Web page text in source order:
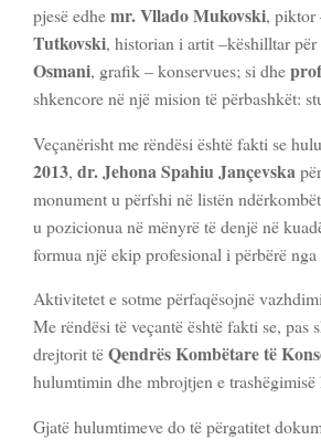
pjesë edhemr. Vllado Mukovski, piktor
Tutkovski, historian i artit –këshilltar
Osmani, grafik – konservues; si dhe
shkencore në një mision të përbashkët:
Veçanërisht me rëndësi është fakti se
2013, dr. Jehona Spahiu Jançevska
monument u përfshi në listën
u pozicionua në mënyrë të denjë në
formua një ekip profesional i përbërë
Aktivitetet e sotme përfaqësojnë
Me rëndësi të veçantë është fakti se,
drejtorit tëQendrës Kombëtare të
hulumtimin dhe mbrojtjen e
Gjatë hulumtimeve do të përgatitet